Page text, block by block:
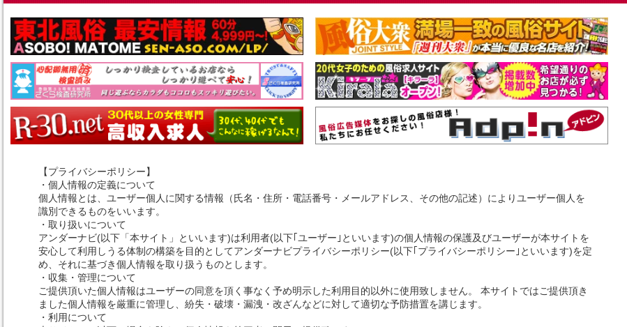
【プライバシーポリシー】
・個人情報の定義について
個人情報とは、ユーザー個人に関する情報（氏名・住所・電話番号・メールアドレス、その他の記述）によりユーザー個人を
識別できるものをいいます。
・取り扱いについて
アンダーナビ(以下「本サイト」といいます)は利用者(以下｢ユーザー｣といいます)の個人情報の保護及びユーザーが本サイトを
安心して利用しうる体制の構築を目的としてアンダーナビプライバシーポリシー(以下｢プライバシーポリシー｣といいます)を定
め、それに基づき個人情報を取り扱うものとします。
・収集・管理について
ご提供頂いた個人情報はユーザーの同意を頂く事なく予め明示した利用目的以外に使用致しません。 本サイトではご提供頂き
ました個人情報を厳重に管理し、紛失・破壊・漏洩・改ざんなどに対して適切な予防措置を講じます。
・利用について